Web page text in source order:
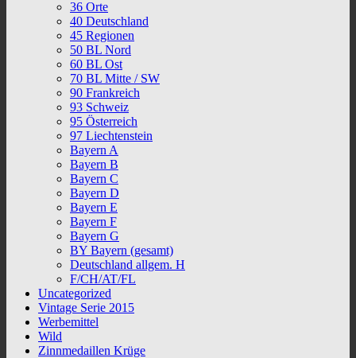
36 Orte
40 Deutschland
45 Regionen
50 BL Nord
60 BL Ost
70 BL Mitte / SW
90 Frankreich
93 Schweiz
95 Österreich
97 Liechtenstein
Bayern A
Bayern B
Bayern C
Bayern D
Bayern E
Bayern F
Bayern G
BY Bayern (gesamt)
Deutschland allgem. H
F/CH/AT/FL
Uncategorized
Vintage Serie 2015
Werbemittel
Wild
Zinnmedaillen Krüge